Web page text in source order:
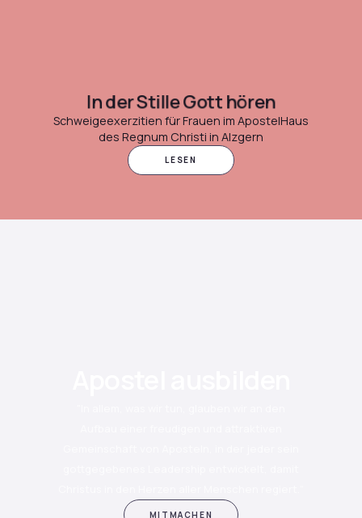
In der Stille Gott hören
Schweigeexerzitien für Frauen im ApostelHaus
des Regnum Christi in Alzgern
LESEN
MITMACHEN